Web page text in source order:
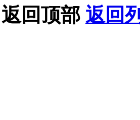
返回顶部 返回